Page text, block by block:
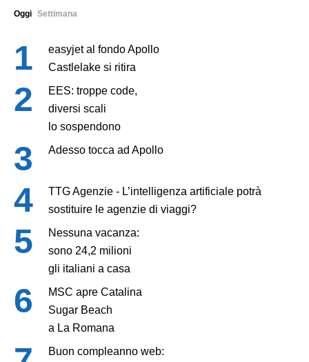
Oggi Settimana
easyjet al fondo Apollo
Castlelake si ritira
EES: troppe code,
diversi scali
lo sospendono
Adesso tocca ad Apollo
TTG Agenzie - L’intelligenza artificiale potrà
sostituire le agenzie di viaggi?
Nessuna vacanza:
sono 24,2 milioni
gli italiani a casa
MSC apre Catalina
Sugar Beach
a La Romana
Buon compleanno web: